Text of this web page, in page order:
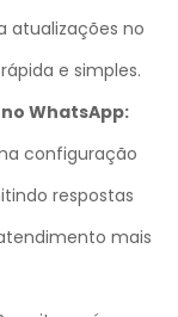
atualizações no
e simples.
WhatsApp:
configuração
respostas
mais